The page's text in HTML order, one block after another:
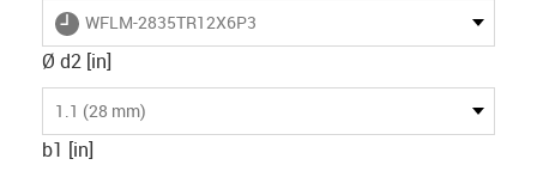
igus-icon-lieferzeit
WFLM-2835TR12X6P3
Ø d2 [in]
1.1 (28 mm)
b1 [in]